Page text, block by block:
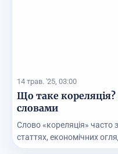
14 трав. '25, 03:00
Що таке
словами
Слово «кореляція» часто
статтях, економічних